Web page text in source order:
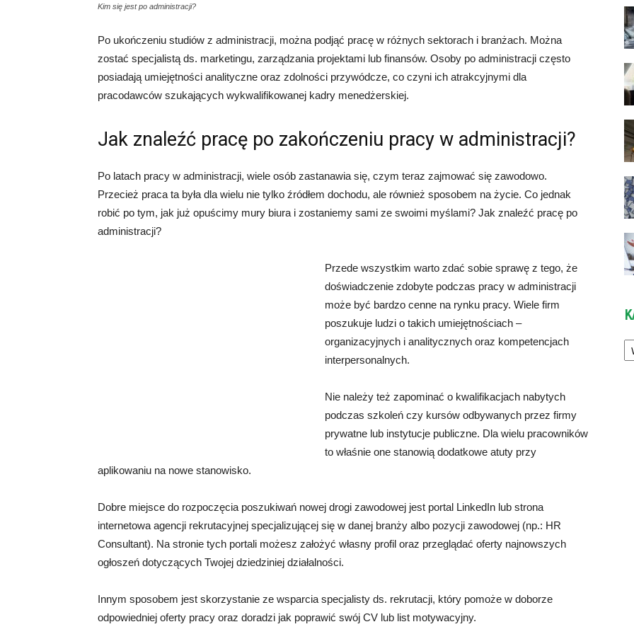
Kim się jest po administracji?
Po ukończeniu studiów z administracji, można podjąć pracę w różnych sektorach i branżach. Można
zostać specjalistą ds. marketingu, zarządzania projektami lub finansów. Osoby po administracji często
posiadają umiejętności analityczne oraz zdolności przywódcze, co czyni ich atrakcyjnymi dla
pracodawców szukających wykwalifikowanej kadry menedżerskiej.
Jak znaleźć pracę po zakończeniu pracy w administracji?
Po latach pracy w administracji, wiele osób zastanawia się, czym teraz zajmować się zawodowo.
Przecież praca ta była dla wielu nie tylko źródłem dochodu, ale również sposobem na życie. Co jednak
robić po tym, jak już opuścimy mury biura i zostaniemy sami ze swoimi myślami? Jak znaleźć pracę po
administracji?
Przede wszystkim warto zdać sobie sprawę z tego, że
doświadczenie zdobyte podczas pracy w administracji
może być bardzo cenne na rynku pracy. Wiele firm
poszukuje ludzi o takich umiejętnościach –
organizacyjnych i analitycznych oraz kompetencjach
interpersonalnych.
Nie należy też zapominać o kwalifikacjach nabytych
podczas szkoleń czy kursów odbywanych przez firmy
prywatne lub instytucje publiczne. Dla wielu pracowników
to właśnie one stanowią dodatkowe atuty przy
aplikowaniu na nowe stanowisko.
Dobre miejsce do rozpoczęcia poszukiwań nowej drogi zawodowej jest portal LinkedIn lub strona
internetowa agencji rekrutacyjnej specjalizującej się w danej branży albo pozycji zawodowej (np.: HR
Consultant). Na stronie tych portali możesz założyć własny profil oraz przeglądać oferty najnowszych
ogłoszeń dotyczących Twojej dziedziniej działalności.
Innym sposobem jest skorzystanie ze wsparcia specjalisty ds. rekrutacji, który pomoże w doborze
odpowiedniej oferty pracy oraz doradzi jak poprawić swój CV lub list motywacyjny.